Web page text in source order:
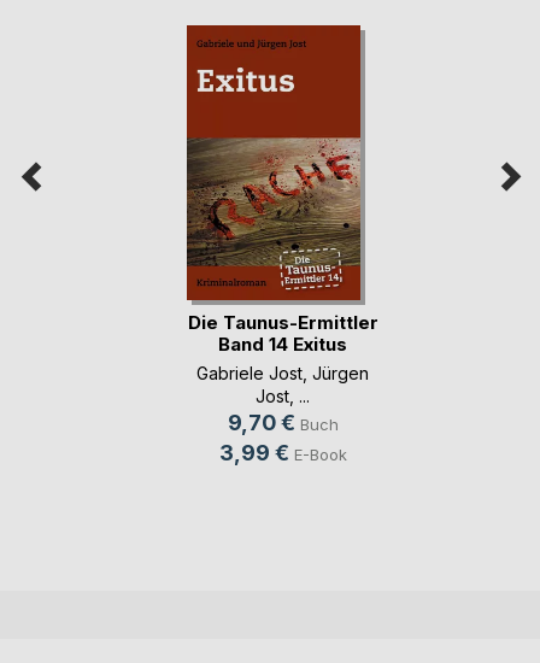
Die Taunus-Ermittler
Band 14 Exitus
Gabriele Jost Jürgen
Jost , ...
9,70 € Buch
3,99 € E-Book